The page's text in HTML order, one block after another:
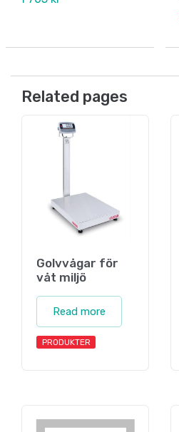
Related pages
Golvvågar för
våt miljö
Read more
PRODUKTER